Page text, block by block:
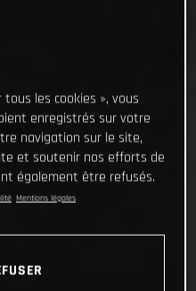
les cookies », vous
enregistrés sur votre
navigation sur le site,
et soutenir nos efforts de
également être refusés.
Mentions légales